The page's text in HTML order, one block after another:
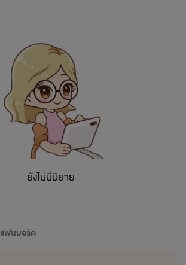
ยังไม่มีนิยาย
แฟนบอร์ด